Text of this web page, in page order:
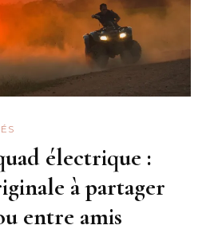
électrique :
à partager
entre amis